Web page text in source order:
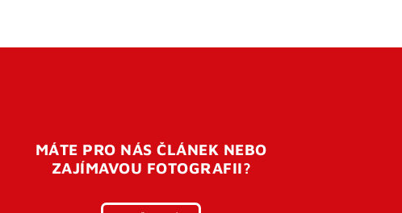
MÁTE PRO NÁS ČLÁNEK NEBO
ZAJÍMAVOU FOTOGRAFII?